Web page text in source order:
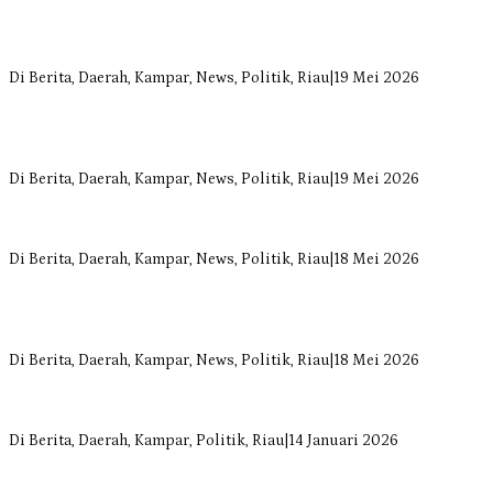
Di Berita, Daerah, Kampar, News, Politik, Riau 19 Mei 2026
Di Berita, Daerah, Kampar, News, Politik, Riau 19 Mei 2026
Di Berita, Daerah, Kampar, News, Politik, Riau 18 Mei 2026
Di Berita, Daerah, Kampar, News, Politik, Riau 18 Mei 2026
Di Berita, Daerah, Kampar, Politik, Riau 14 Januari 2026